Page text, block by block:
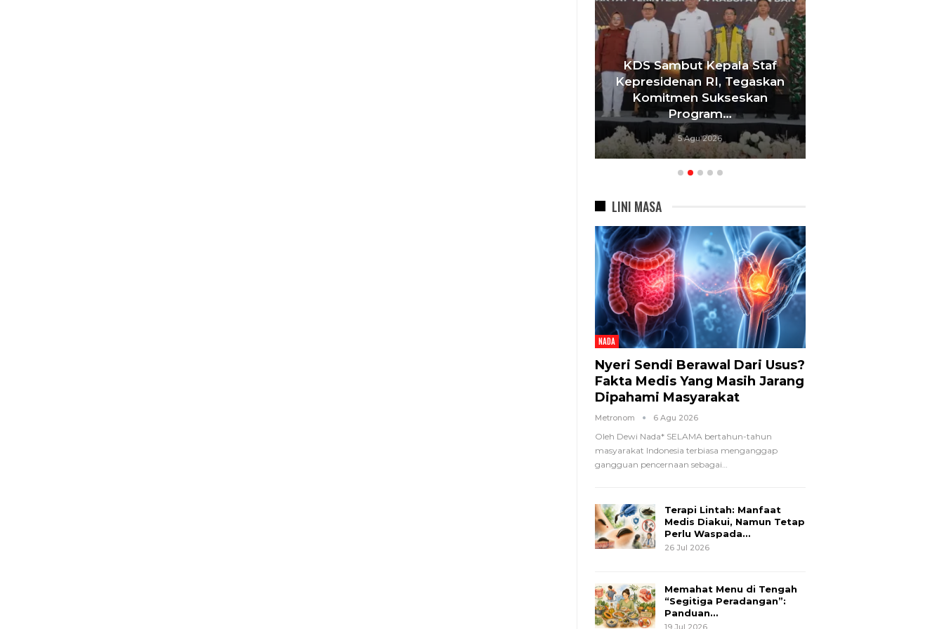
KDS Sambut Kepala Staf
Kepresidenan RI, Tegaskan
Komitmen Sukseskan
Program…
5 Agu 2026
LINI MASA
NADA
Nyeri Sendi Berawal Dari Usus?
Fakta Medis Yang Masih Jarang
Dipahami Masyarakat
Metronom 6 Agu 2026
Oleh Dewi Nada* SELAMA bertahun-tahun
masyarakat Indonesia terbiasa menganggap
gangguan pencernaan sebagai…
Terapi Lintah: Manfaat
Medis Diakui, Namun Tetap
Perlu Waspada…
26 Jul 2026
Memahat Menu di Tengah
“Segitiga Peradangan”:
Panduan…
19 Jul 2026